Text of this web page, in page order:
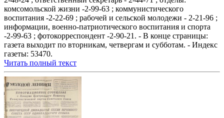
комсомольской жизни -2-99-63 ; коммунистического
воспитания -2-22-69 ; рабочей и сельской молодежи - 2-21-96 ;
информации, военно-патриотического воспитания и спорта
-2-99-63 ; фотокорреспондент -2-90-21. - В конце страницы:
газета выходит по вторникам, четвергам и субботам. - Индекс
газеты: 53470.
Читать полный текст